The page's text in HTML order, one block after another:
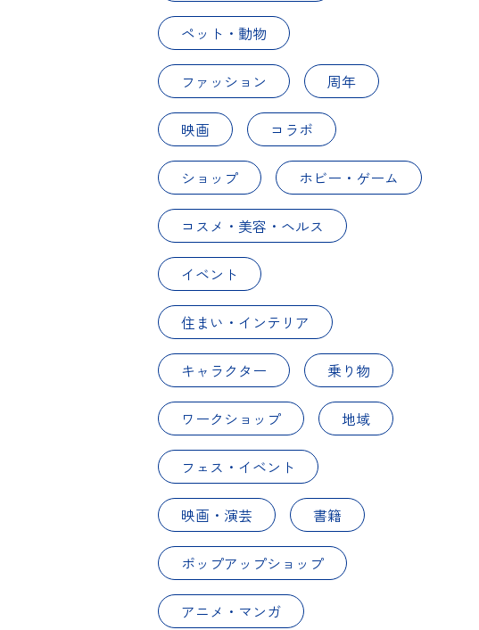
ペット・動物
ファッション 周年
映画 コラボ
ショップ ホビー・ゲーム
コスメ・美容・ヘルス
イベント
住まい・インテリア
キャラクター 乗り物
ワークショップ 地域
フェス・イベント
映画・演芸 書籍
ポップアップショップ
アニメ・マンガ